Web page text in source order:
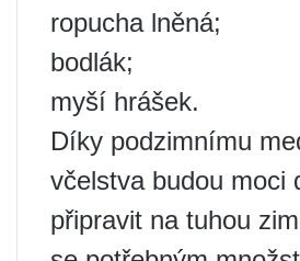
ropucha lněná;
bodlák;
myší hrášek.
Díky podzimnímu
včelstva budou moci
připravit na tuhou